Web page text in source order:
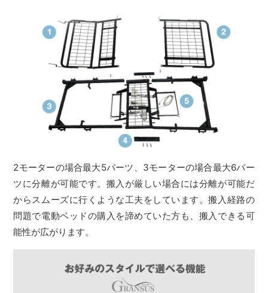
2モーターの場合最大5パーツ、3モーターの場合最大6パー
ツに分離が可能です。搬入が厳しい場合には分離が可能だ
からスムーズに行くような工夫をしています。搬入経路の
問題で電動ベッドの購入を諦めていた方も、搬入できる可
能性が広がります。